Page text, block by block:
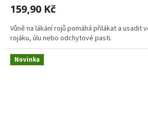
159,90 Kč
Vůně na lákání rojů pomáhá přilákat a usadit
rojáku, úlu nebo odchytové pasti.
Novinka